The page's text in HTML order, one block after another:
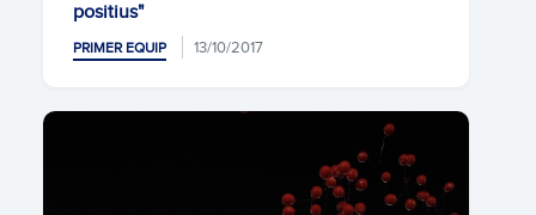
positius"
PRIMER EQUIP 13/10/2017